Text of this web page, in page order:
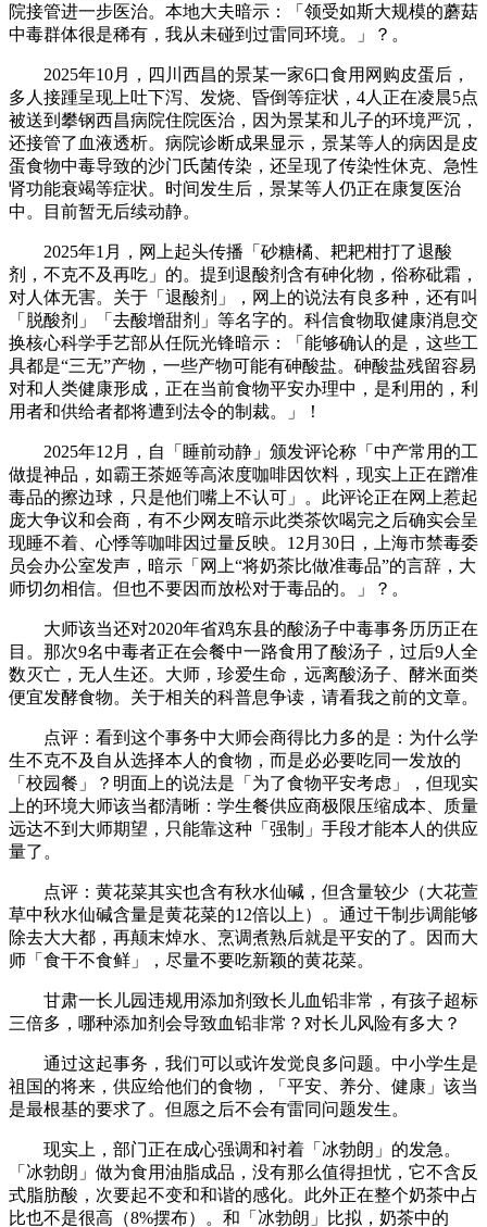
院接管进一步医治。本地大夫暗示：「领受如斯大规模的蘑菇
中毒群体很是稀有，我从未碰到过雷同环境。」？。
2025年10月，四川西昌的景某一家6口食用网购皮蛋后，
多人接踵呈现上吐下泻、发烧、昏倒等症状，4人正在凌晨5点
被送到攀钢西昌病院住院医治，因为景某和儿子的环境严沉，
还接管了血液透析。病院诊断成果显示，景某等人的病因是皮
蛋食物中毒导致的沙门氏菌传染，还呈现了传染性休克、急性
肾功能衰竭等症状。时间发生后，景某等人仍正在康复医治
中。目前暂无后续动静。
2025年1月，网上起头传播「砂糖橘、耙耙柑打了退酸
剂，不克不及再吃」的。提到退酸剂含有砷化物，俗称砒霜，
对人体无害。关于「退酸剂」，网上的说法有良多种，还有叫
「脱酸剂」「去酸增甜剂」等名字的。科信食物取健康消息交
换核心科学手艺部从任阮光锋暗示：「能够确认的是，这些工
具都是“三无”产物，一些产物可能有砷酸盐。砷酸盐残留容易
对和人类健康形成，正在当前食物平安办理中，是利用的，利
用者和供给者都将遭到法令的制裁。」！
2025年12月，自「睡前动静」颁发评论称「中产常用的工
做提神品，如霸王茶姬等高浓度咖啡因饮料，现实上正在蹭准
毒品的擦边球，只是他们嘴上不认可」。此评论正在网上惹起
庞大争议和会商，有不少网友暗示此类茶饮喝完之后确实会呈
现睡不着、心悸等咖啡因过量反映。12月30日，上海市禁毒委
员会办公室发声，暗示「网上“将奶茶比做准毒品”的言辞，大
师切勿相信。但也不要因而放松对于毒品的。」？。
大师该当还对2020年省鸡东县的酸汤子中毒事务历历正在
目。那次9名中毒者正在会餐中一路食用了酸汤子，过后9人全
数灭亡，无人生还。大师，珍爱生命，远离酸汤子、酵米面类
便宜发酵食物。关于相关的科普息争读，请看我之前的文章。
点评：看到这个事务中大师会商得比力多的是：为什么学
生不克不及自从选择本人的食物，而是必必要吃同一发放的
「校园餐」？明面上的说法是「为了食物平安考虑」，但现实
上的环境大师该当都清晰：学生餐供应商极限压缩成本、质量
远达不到大师期望，只能靠这种「强制」手段才能本人的供应
量了。
点评：黄花菜其实也含有秋水仙碱，但含量较少（大花萱
草中秋水仙碱含量是黄花菜的12倍以上）。通过干制步调能够
除去大大都，再颠末焯水、烹调煮熟后就是平安的了。因而大
师「食干不食鲜」，尽量不要吃新颖的黄花菜。
甘肃一长儿园违规用添加剂致长儿血铅非常，有孩子超标
三倍多，哪种添加剂会导致血铅非常？对长儿风险有多大？
通过这起事务，我们可以或许发觉良多问题。中小学生是
祖国的将来，供应给他们的食物，「平安、养分、健康」该当
是最根基的要求了。但愿之后不会有雷同问题发生。
现实上，部门正在成心强调和衬着「冰勃朗」的发急。
「冰勃朗」做为食用油脂成品，没有那么值得担忧，它不含反
式脂肪酸，次要起不变和和谐的感化。此外正在整个奶茶中占
比也不是很高（8%摆布）。和「冰勃朗」比拟，奶茶中的